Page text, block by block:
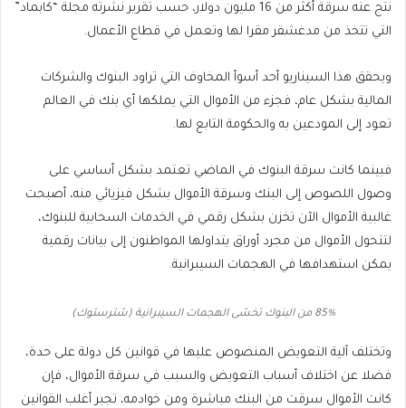
نتج عنه سرقة أكثر من 16 مليون دولار، حسب تقرير نشرته مجلة “كابماد”
التي تتخذ من مدغشقر مقرا لها وتعمل في قطاع الأعمال.
ويحقق هذا السيناريو أحد أسوأ المخاوف التي تراود البنوك والشركات
المالية بشكل عام، فجزء من الأموال التي يملكها أي بنك في العالم
تعود إلى المودعين به والحكومة التابع لها.
فبينما كانت سرقة البنوك في الماضي تعتمد بشكل أساسي على
وصول اللصوص إلى البنك وسرقة الأموال بشكل فيزيائي منه، أصبحت
غالبية الأموال الآن تخزن بشكل رقمي في الخدمات السحابية للبنوك،
لتتحول الأموال من مجرد أوراق يتداولها المواطنون إلى بيانات رقمية
يمكن استهدافها في الهجمات السيبرانية.
85% من البنوك تخشى الهجمات السيبرانية (شترستوك)
وتختلف آلية التعويض المنصوص عليها في قوانين كل دولة على حدة،
فضلا عن اختلاف أسباب التعويض والسبب في سرقة الأموال، فإن
كانت الأموال سرقت من البنك مباشرة ومن خوادمه، تجبر أغلب القوانين